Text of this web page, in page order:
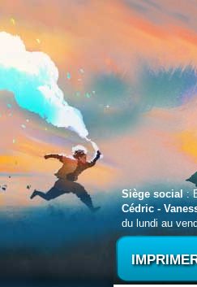
Siège social:
Cédric -
du lundi au